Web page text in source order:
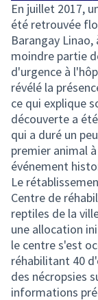
En juillet 2017,
été retrouvée
Barangay
moindre partie
d'urgence à
révélé la
ce qui explique
découverte a
qui a duré un
premier animal
événement
Le
Centre de
reptiles de la
une allocation
le centre s'est
réhabilitant 40
des nécropsies
informations